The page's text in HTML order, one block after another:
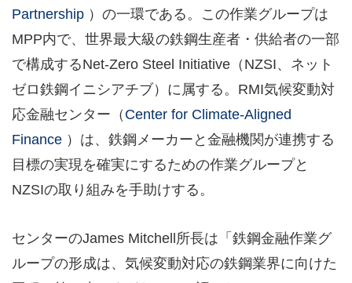
Partnership ）の一環である。この作業グループは
MPP内で、世界最大級の鉄鋼生産者・供給者の一部
で構成するNet-Zero Steel Initiative（NZSI、ネット
ゼロ鉄鋼イニシアチブ）に属する。RMI気候変動対
応金融センター（ Center for Climate-Aligned
Finance ）は、鉄鋼メーカーと金融機関が連携する
目標の実現を確実にするための作業グループと
NZSIの取り組みを手助けする。
センターのJames Mitchell所長は「鉄鋼金融作業グ
ループの形成は、気候変動対応の鉄鋼業界に向けた